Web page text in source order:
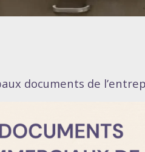
documents de